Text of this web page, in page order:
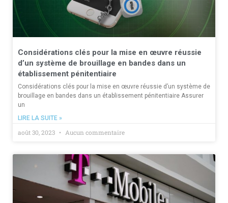
Considérations clés pour la mise en œuvre réussie
d’un système de brouillage en bandes dans un
établissement pénitentiaire
Considérations clés pour la mise en œuvre réussie d’un système de
brouillage en bandes dans un établissement pénitentiaire Assurer
un
LIRE LA SUITE »
août 30, 2023 Aucun commentaire